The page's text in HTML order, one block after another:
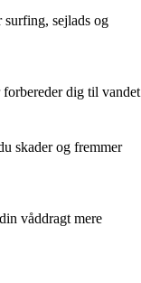
sejlads og
dig til vandet
skader og fremmer
våddragt mere